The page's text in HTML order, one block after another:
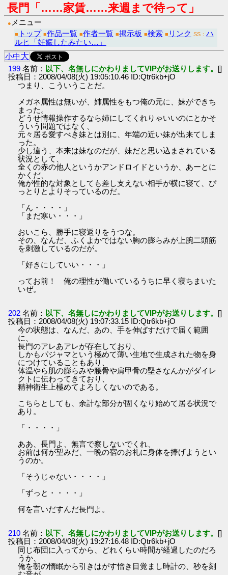
長門「……家賃……来週まで待って」
● メニュー
■ トップ ■作品一覧 ■作者一覧 ■掲示板 ■検索 ■ リンク SS： ハ
ルヒ「妊娠したみたい…」
小中大
199 名前： 以下、名無しにかわりましてVIPがお送りします。 []
投稿日：2008/04/08(火) 19:05:10.46 ID:Qtr6kb+jO
つまり、こういうことだ。
メガネ属性は無いが、姉属性をもつ俺の元に、妹ができち
まった。
どうせ情報操作するなら姉にしてくれりゃいいのにとかそ
ういう問題ではなく、
元々居る愛すべき妹とは別に、年端の近い妹が出来てしま
った。
少し違う、本来は妹なのだが、妹だと思い込まされている
状況として、
全くの赤の他人というかアンドロイドというか、あーとに
かくだ、
俺が性的な対象としても差し支えない相手が横に寝て、ぴ
っとりとよりそっているのだ。
「ん・・・・」
「まだ寒い・・・」
おいこら、勝手に寝返りをうつな。
その、なんだ、ふくよかではない胸の膨らみが上腕二頭筋
を刺激しているのだが。
「好きにしていい・・・」
ってお前！ 俺の理性が働いているうちに早く寝ちまいた
いぜ。
202 名前： 以下、名無しにかわりましてVIPがお送りします。 []
投稿日：2008/04/08(火) 19:07:33.15 ID:Qtr6kb+jO
今の状態は、なんだ、あの、手を伸ばすだけで届く範囲
に、
長門のアレあアレが存在しており、
しかもパジャマという極めて薄い生地で生成された物を身
につけていることもあり、
体温やら肌の膨らみや腰骨や肩甲骨の堅さなんかがダイレ
クトに伝わってきており、
精神衛生上極めてよろしくないのである。
こちらとしても、余計な部分が固くなり始めて居る状況で
あり。
「・・・・」
ああ、長門よ、無言で察しないでくれ、
お前は何が望みだ、一晩の宿のお礼に身体を捧げようとい
うのか。
「そうじゃない・・・・」
「ずっと・・・・」
何を言いだすんだ長門よ。
210 名前： 以下、名無しにかわりましてVIPがお送りします。 []
投稿日：2008/04/08(火) 19:27:16.48 ID:Qtr6kb+jO
同じ布団に入ってから、どれくらい時間が経過したのだろ
うか、
俺を朝の惰眠から引きはがす憎き目覚まし時計の、秒を刻